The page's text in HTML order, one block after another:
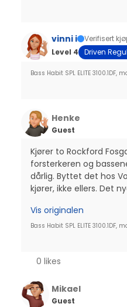
vinni i
Verifisert
Level 4
Driven
Bass Habit SPL ELITE 3100.1DF,
Henke
Guest
Kjører to Rockford
forsterkeren og
dårlig. Byttet det hos
kjører, ikke ellers. Det
Vis originalen
Bass Habit SPL ELITE 3100.1DF,
0 likes
Mikael
Guest